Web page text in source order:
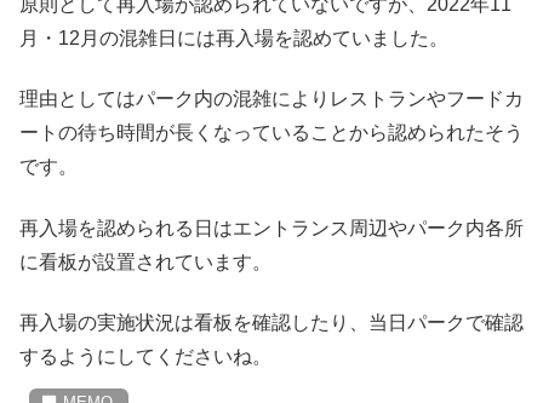
原則として再入場が認められていないですが、2022年11
月・12月の混雑日には再入場を認めていました。
理由としてはパーク内の混雑によりレストランやフードカ
ートの待ち時間が長くなっていることから認められたそう
です。
再入場を認められる日はエントランス周辺やパーク内各所
に看板が設置されています。
再入場の実施状況は看板を確認したり、当日パークで確認
するようにしてくださいね。